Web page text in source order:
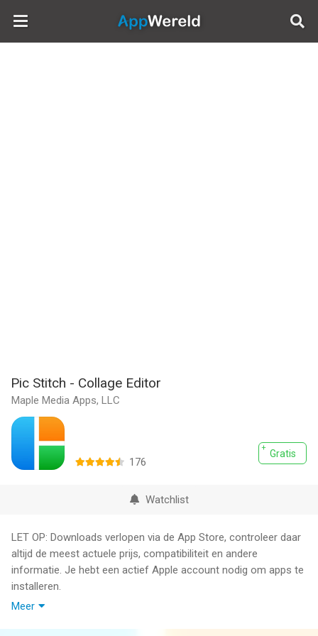
AppWereld
Pic Stitch - Collage Editor
Maple Media Apps, LLC
Gratis
176
Watchlist
LET OP: Downloads verlopen via de App Store, controleer daar
altijd de meest actuele prijs, compatibiliteit en andere
informatie. Je hebt een actief Apple account nodig om apps te
installeren.
Meer